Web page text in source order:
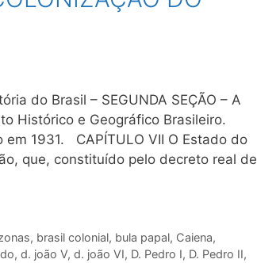
do Brasil – SEGUNDA SEÇÃO – A
Histórico e Geográfico Brasileiro.
em 1931. CAPÍTULO VII O Estado do
que, constituído pelo decreto real de
, brasil colonial, bula papal, Caiena,
, d. joão V, d. joão VI, D. Pedro I, D. Pedro II,